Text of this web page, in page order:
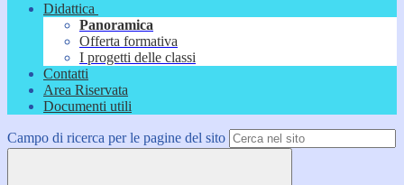
Didattica
Panoramica
Offerta formativa
I progetti delle classi
Contatti
Area Riservata
Documenti utili
Campo di ricerca per le pagine del sito